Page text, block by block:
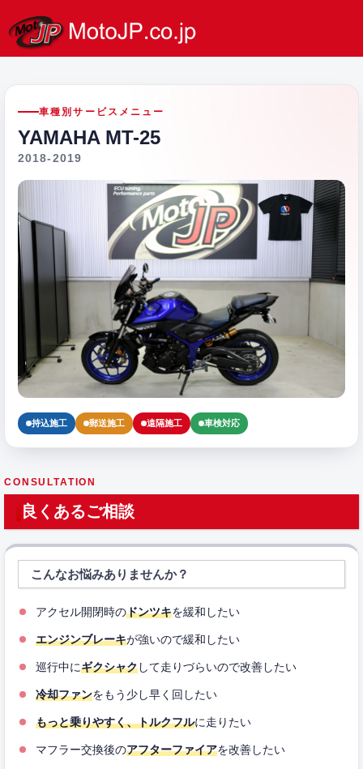
車種別サービスメニュー
YAMAHA MT-25
2018-2019
持込施工 郵送施工 遠隔施工 車検対応
CONSULTATION
良くあるご相談
こんなお悩みありませんか？
アクセル開閉時のドンツキを緩和したい
エンジンブレーキが強いので緩和したい
巡行中にギクシャクして走りづらいので改善したい
冷却ファンをもう少し早く回したい
もっと乗りやすく、トルクフルに走りたい
マフラー交換後のアフターファイアを改善したい